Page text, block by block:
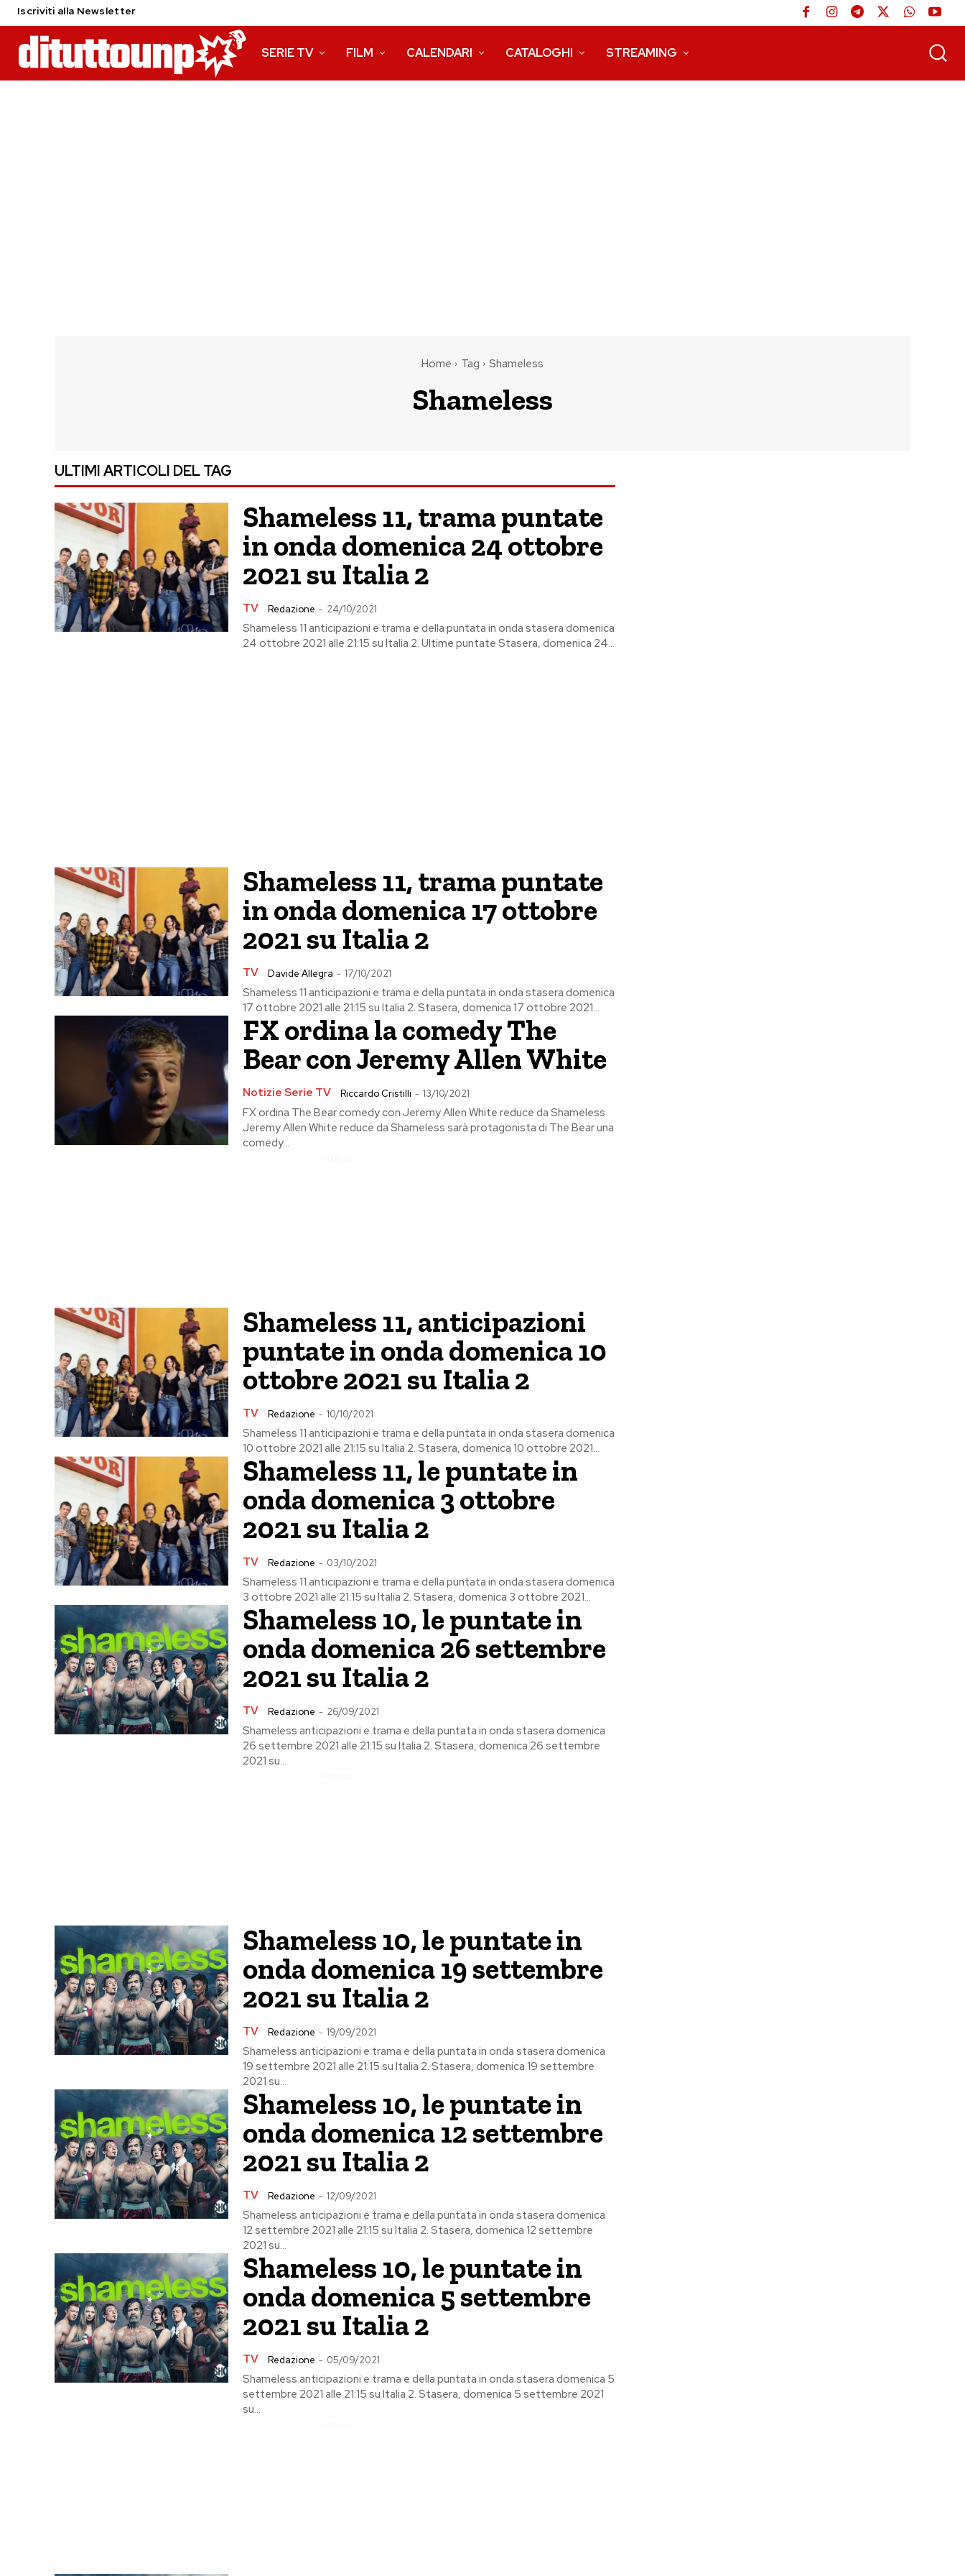
Iscriviti alla Newsletter
SERIE TV FILM CALENDARI CATALOGHI STREAMING
Home Tag Shameless
Shameless
ULTIMI ARTICOLI DEL TAG
Shameless 11, trama puntate
in onda domenica 24 ottobre
2021 su Italia 2
TV Redazione - 24/10/2021
Shameless 11 anticipazioni e trama e della puntata in onda stasera domenica
24 ottobre 2021 alle 21:15 su Italia 2. Ultime puntate Stasera, domenica 24...
Shameless 11, trama puntate
in onda domenica 17 ottobre
2021 su Italia 2
TV Davide Allegra - 17/10/2021
Shameless 11 anticipazioni e trama e della puntata in onda stasera domenica
17 ottobre 2021 alle 21:15 su Italia 2. Stasera, domenica 17 ottobre 2021...
FX ordina la comedy The
Bear con Jeremy Allen White
Notizie Serie TV Riccardo Cristilli - 13/10/2021
FX ordina The Bear comedy con Jeremy Allen White reduce da Shameless
Jeremy Allen White reduce da Shameless sarà protagonista di The Bear una
comedy...
Shameless 11, anticipazioni
puntate in onda domenica 10
ottobre 2021 su Italia 2
TV Redazione - 10/10/2021
Shameless 11 anticipazioni e trama e della puntata in onda stasera domenica
10 ottobre 2021 alle 21:15 su Italia 2. Stasera, domenica 10 ottobre 2021...
Shameless 11, le puntate in
onda domenica 3 ottobre
2021 su Italia 2
TV Redazione - 03/10/2021
Shameless 11 anticipazioni e trama e della puntata in onda stasera domenica
3 ottobre 2021 alle 21:15 su Italia 2. Stasera, domenica 3 ottobre 2021...
Shameless 10, le puntate in
onda domenica 26 settembre
2021 su Italia 2
TV Redazione - 26/09/2021
Shameless anticipazioni e trama e della puntata in onda stasera domenica
26 settembre 2021 alle 21:15 su Italia 2. Stasera, domenica 26 settembre
2021 su...
Shameless 10, le puntate in
onda domenica 19 settembre
2021 su Italia 2
TV Redazione - 19/09/2021
Shameless anticipazioni e trama e della puntata in onda stasera domenica
19 settembre 2021 alle 21:15 su Italia 2. Stasera, domenica 19 settembre
2021 su...
Shameless 10, le puntate in
onda domenica 12 settembre
2021 su Italia 2
TV Redazione - 12/09/2021
Shameless anticipazioni e trama e della puntata in onda stasera domenica
12 settembre 2021 alle 21:15 su Italia 2. Stasera, domenica 12 settembre
2021 su...
Shameless 10, le puntate in
onda domenica 5 settembre
2021 su Italia 2
TV Redazione - 05/09/2021
Shameless anticipazioni e trama e della puntata in onda stasera domenica 5
settembre 2021 alle 21:15 su Italia 2. Stasera, domenica 5 settembre 2021
su...